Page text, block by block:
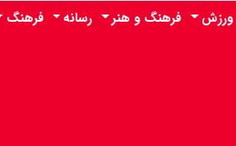
ورزش فرهنگ و هنر رسانه فرهنگ